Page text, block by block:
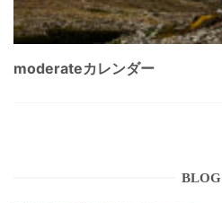
moderateカレンダー
BLOG